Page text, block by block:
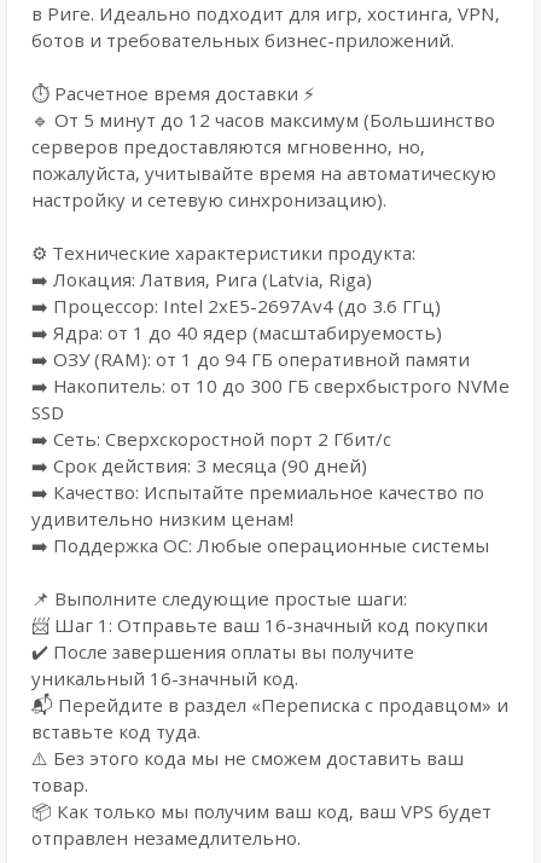
в Риге. Идеально подходит для игр, хостинга, VPN,
ботов и требовательных бизнес-приложений.
⏱️ Расчетное время доставки ⚡
🔹 От 5 минут до 12 часов максимум (Большинство
серверов предоставляются мгновенно, но,
пожалуйста, учитывайте время на автоматическую
настройку и сетевую синхронизацию).
⚙️ Технические характеристики продукта:
➡️ Локация: Латвия, Рига (Latvia, Riga)
➡️ Процессор: Intel 2xE5-2697Av4 (до 3.6 ГГц)
➡️ Ядра: от 1 до 40 ядер (масштабируемость)
➡️ ОЗУ (RAM): от 1 до 94 ГБ оперативной памяти
➡️ Накопитель: от 10 до 300 ГБ сверхбыстрого NVMe
SSD
➡️ Сеть: Сверхскоростной порт 2 Гбит/с
➡️ Срок действия: 3 месяца (90 дней)
➡️ Качество: Испытайте премиальное качество по
удивительно низким ценам!
➡️ Поддержка ОС: Любые операционные системы
📌 Выполните следующие простые шаги:
📨 Шаг 1: Отправьте ваш 16-значный код покупки
✔️ После завершения оплаты вы получите
уникальный 16-значный код.
📬 Перейдите в раздел «Переписка с продавцом» и
вставьте код туда.
⚠️ Без этого кода мы не сможем доставить ваш
товар.
📦 Как только мы получим ваш код, ваш VPS будет
отправлен незамедлительно.